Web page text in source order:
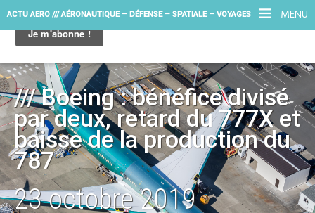
MENU
ACTU AERO /// AÉRONAUTIQUE – DÉFENSE – SPATIALE – VOYAGES
/// Boeing : bénéfice divisé
par deux, retard du 777X et
baisse de la production du
787
23 octobre 2019